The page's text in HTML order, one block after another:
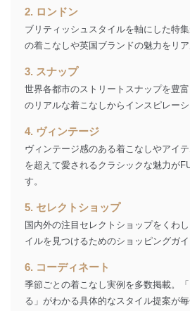
6
により当社の
等をご利用の方の
個人情報
サービス、
に関するご
7
SNS公式アカウン
トに登録された方
お問い合わ
処、オペレ
ー等にて公
ため
※上記の利用目的のうちNo.1～5に
開示等のご請求に対応させていただ
なお、6、7については、パートナ
各SNS運営会社様にご請求いただ
ます。
３．個人情報の第三者提供について
当社は、取得した個人情報を適切
本人の同意を得ることなく第三者に
2. ロンドン
ブリティッシュスタイルを軸にした特
の着こなしや英国ブランドの魅力をリア
3. スナップ
世界各都市のストリートスナップを豊
のリアルな着こなしからインスピレーシ
4. ヴィンテージ
ヴィンテージ感のある着こなしやアイ
を超えて愛されるクラシックな魅力が
す。
5. セレクトショップ
国内外の注目セレクトショップをくわ
イルを見つけるためのショッピングガ
6. コーディネート
季節ごとの着こなし実例を多数掲載。
る」がわかる具体的なスタイル提案が毎